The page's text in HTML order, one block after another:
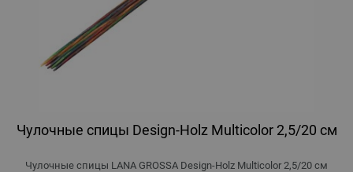
Чулочные спицы Design-Holz Multicolor 2,5/20 см
Чулочные спицы LANA GROSSA Design-Holz Multicolor 2,5/20 см